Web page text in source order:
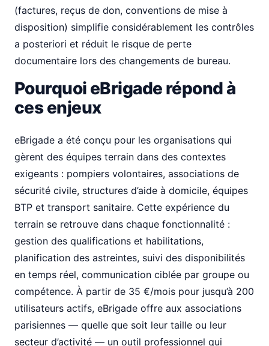
(factures, reçus de don, conventions de mise à
disposition) simplifie considérablement les contrôles
a posteriori et réduit le risque de perte
documentaire lors des changements de bureau.
Pourquoi eBrigade répond à
ces enjeux
eBrigade a été conçu pour les organisations qui
gèrent des équipes terrain dans des contextes
exigeants : pompiers volontaires, associations de
sécurité civile, structures d’aide à domicile, équipes
BTP et transport sanitaire. Cette expérience du
terrain se retrouve dans chaque fonctionnalité :
gestion des qualifications et habilitations,
planification des astreintes, suivi des disponibilités
en temps réel, communication ciblée par groupe ou
compétence. À partir de 35 €/mois pour jusqu’à 200
utilisateurs actifs, eBrigade offre aux associations
parisiennes — quelle que soit leur taille ou leur
secteur d’activité — un outil professionnel qui